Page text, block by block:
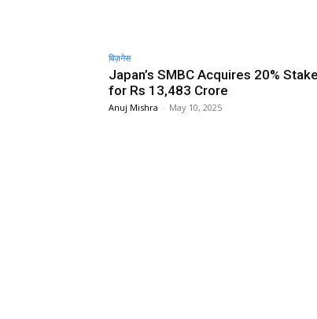
बिज़नेस
Japan’s SMBC Acquires 20%
for Rs 13,483 Crore
Anuj Mishra - May 10, 2025